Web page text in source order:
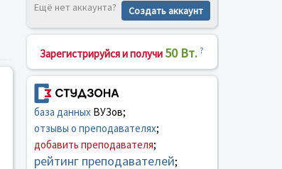
Ещё нет аккаунта? Создать аккаунт
Зарегистрируйся и получи 50 Вт. ?
база данныхВУЗов;
отзывы о преподавателях;
добавить преподавателя;
рейтинг преподавателей;